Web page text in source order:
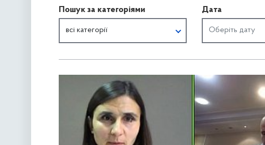
Пошук за категоріями
всі категорії
Дата